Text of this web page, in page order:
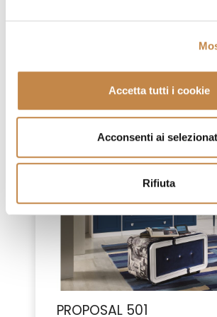
Accetta tutti i cookie
Acconsenti ai
Rifiuta
PROPOSAL 501